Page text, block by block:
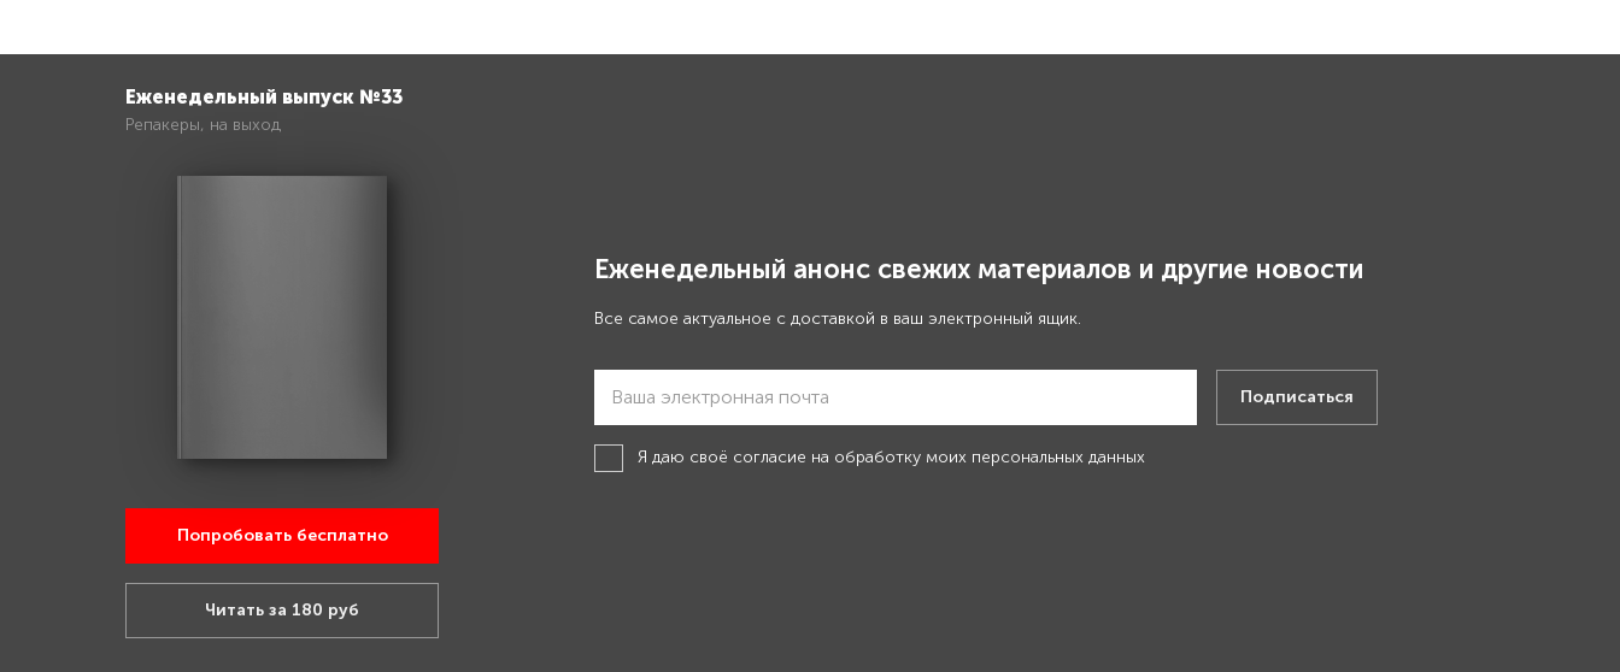
Еженедельный выпуск №33
Репакеры, на выход
Попробовать бесплатно
Читать за 180 руб
Еженедельный анонс свежих материалов и другие новости
Все самое актуальное с доставкой в ваш электронный ящик.
Подписаться
Я даю своё согласие на обработку моих персональных данных